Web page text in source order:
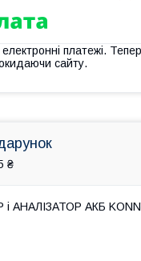
електронні платежі.
сайту.
₴
АНАЛІЗАТОР АКБ